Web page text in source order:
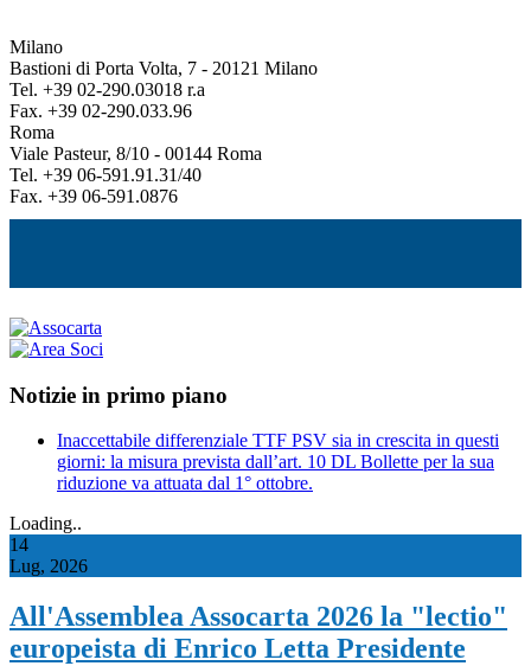
Milano
Bastioni di Porta Volta, 7 - 20121 Milano
Tel. +39 02-290.03018 r.a
Fax. +39 02-290.033.96
Roma
Viale Pasteur, 8/10 - 00144 Roma
Tel. +39 06-591.91.31/40
Fax. +39 06-591.0876
Notizie in primo piano
Inaccettabile differenziale TTF PSV sia in crescita in questi
giorni: la misura prevista dall’art. 10 DL Bollette per la sua
riduzione va attuata dal 1° ottobre.
Loading..
14
Lug, 2026
All'Assemblea Assocarta 2026 la "lectio"
europeista di Enrico Letta Presidente